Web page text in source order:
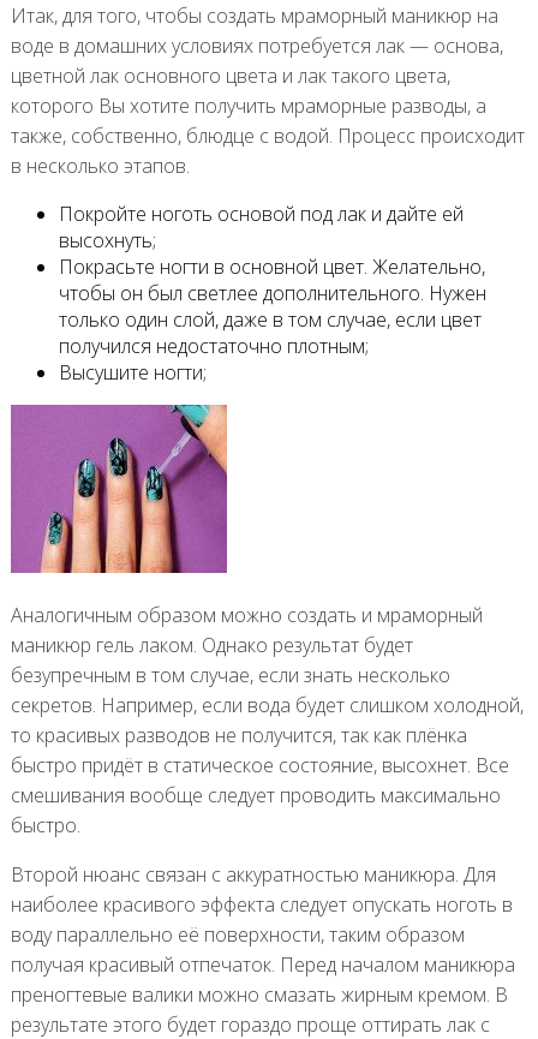
Итак, для того, чтобы создать мраморный маникюр на
воде в домашних условиях потребуется лак — основа,
цветной лак основного цвета и лак такого цвета,
которого Вы хотите получить мраморные разводы, а
также, собственно, блюдце с водой. Процесс происходит
в несколько этапов.
Покройте ноготь основой под лак и дайте ей
высохнуть;
Покрасьте ногти в основной цвет. Желательно,
чтобы он был светлее дополнительного. Нужен
только один слой, даже в том случае, если цвет
получился недостаточно плотным;
Высушите ногти;
Аналогичным образом можно создать и мраморный
маникюр гель лаком. Однако результат будет
безупречным в том случае, если знать несколько
секретов. Например, если вода будет слишком холодной,
то красивых разводов не получится, так как плёнка
быстро придёт в статическое состояние, высохнет. Все
смешивания вообще следует проводить максимально
быстро.
Второй нюанс связан с аккуратностью маникюра. Для
наиболее красивого эффекта следует опускать ноготь в
воду параллельно её поверхности, таким образом
получая красивый отпечаток. Перед началом маникюра
преногтевые валики можно смазать жирным кремом. В
результате этого будет гораздо проще оттирать лак с